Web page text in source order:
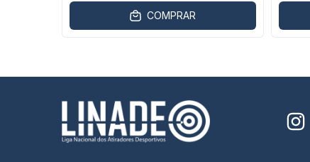
COMPRAR